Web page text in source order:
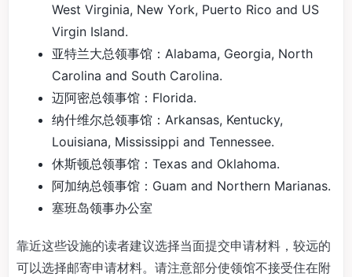
West Virginia, New York, Puerto Rico and US
Virgin Island.
亚特兰大总领事馆：Alabama, Georgia, North
Carolina and South Carolina.
迈阿密总领事馆：Florida.
纳什维尔总领事馆：Arkansas, Kentucky,
Louisiana, Mississippi and Tennessee.
休斯顿总领事馆：Texas and Oklahoma.
阿加纳总领事馆：Guam and Northern Marianas.
塞班岛领事办公室
靠近这些设施的读者建议选择当面提交申请材料，较远的
可以选择邮寄申请材料。请注意部分使领馆不接受住在附